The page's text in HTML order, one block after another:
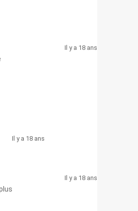
Il y a 18 ans
Il y a 18 ans
Il y a 18 ans